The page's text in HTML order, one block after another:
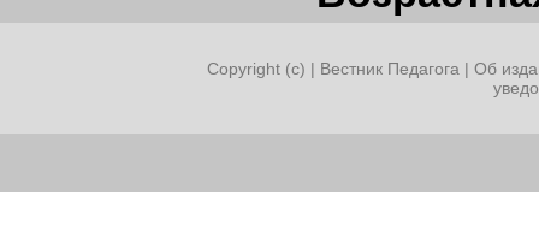
Copyright (c) | Вестник Педагога | Об